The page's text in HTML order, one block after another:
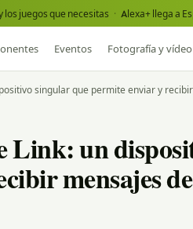
los juegos que necesitas · Alexa+ llega a
Eventos Fotografía y vídeo
singular que permite enviar y
Link: un
mensajes